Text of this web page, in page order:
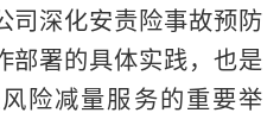
司深化安责险事故预防
部署的具体实践，也是
险减量服务的重要举